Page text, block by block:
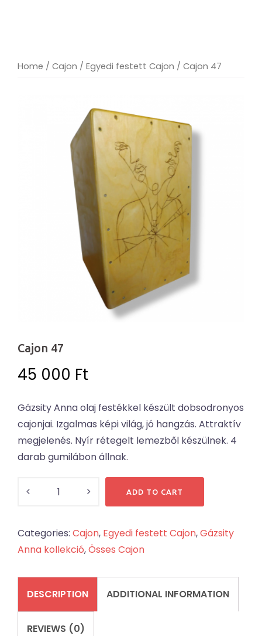
Home / Cajon / Egyedi festett Cajon / Cajon 47
Cajon 47
45 000 Ft
Gázsity Anna olaj festékkel készült dobsodronyos
cajonjai. Izgalmas képi világ, jó hangzás. Attraktív
megjelenés. Nyír rétegelt lemezből készülnek. 4
darab gumilábon állnak.
ADD TO CART
Categories: Cajon, Egyedi festett Cajon,Gázsity
Anna kollekció,Össes Cajon
DESCRIPTION ADDITIONAL INFORMATION
REVIEWS (0)